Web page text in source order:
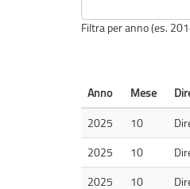
Filtra per anno (es.
Anno Mese
2025
10
2025
10
2025
10